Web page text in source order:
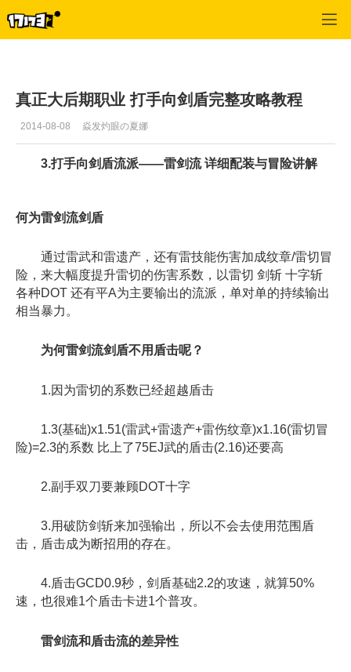
真正大后期职业 打手向剑盾完整攻略教程
2014-08-08 焱发灼眼の夏娜
3.打手向剑盾流派——雷剑流 详细配装与冒险讲解
何为雷剑流剑盾
通过雷武和雷遗产，还有雷技能伤害加成纹章/雷切冒
险，来大幅度提升雷切的伤害系数，以雷切 剑斩 十字斩
各种DOT 还有平A为主要输出的流派，单对单的持续输出
相当暴力。
为何雷剑流剑盾不用盾击呢？
1.因为雷切的系数已经超越盾击
1.3(基础)x1.51(雷武+雷遗产+雷伤纹章)x1.16(雷切冒
险)=2.3的系数 比上了75EJ武的盾击(2.16)还要高
2.副手双刀要兼顾DOT十字
3.用破防剑斩来加强输出，所以不会去使用范围盾
击，盾击成为断招用的存在。
4.盾击GCD0.9秒，剑盾基础2.2的攻速，就算50%
速，也很难1个盾击卡进1个普攻。
雷剑流和盾击流的差异性